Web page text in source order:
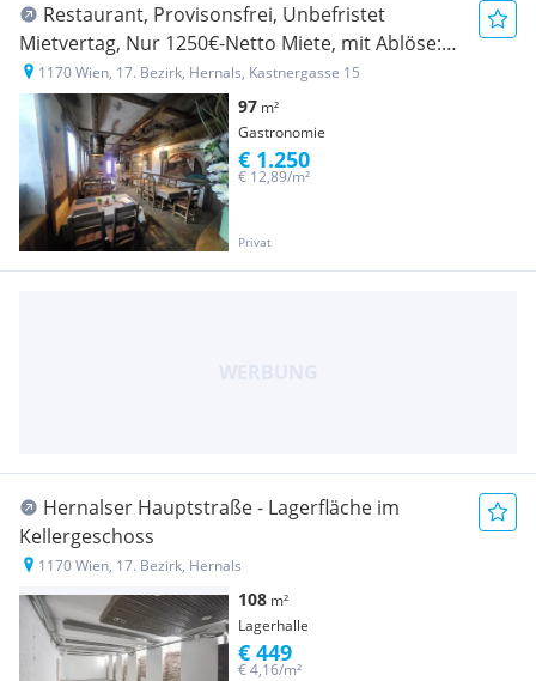
Restaurant, Provisonsfrei, Unbefristet
Mietvertag, Nur 1250€-Netto Miete, mit Ablöse:
vollständig ausgestattet
1170 Wien, 17. Bezirk, Hernals, Kastnergasse 15
97 m²
Gastronomie
Privat
€ 12,89/m²
€ 1.250
Hernalser Hauptstraße - Lagerfläche im
Kellergeschoss
1170 Wien, 17. Bezirk, Hernals
108 m²
Lagerhalle
€ 4,16/m²
€ 449